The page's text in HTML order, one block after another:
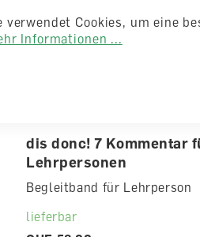
dis donc! 7 Kommentar
Lehrpersonen
Begleitband für Lehrperson
lieferbar
verwendet Cookies, um eine
Informationen ...